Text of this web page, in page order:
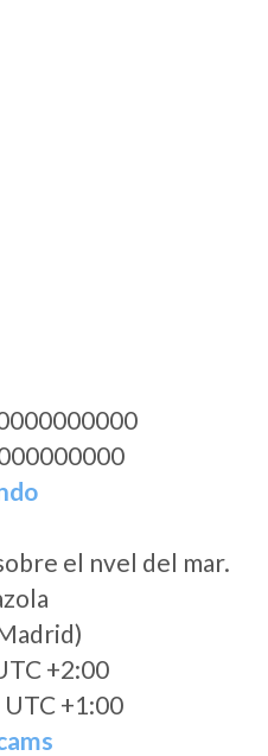
el nvel del mar.
+2:00
+1:00